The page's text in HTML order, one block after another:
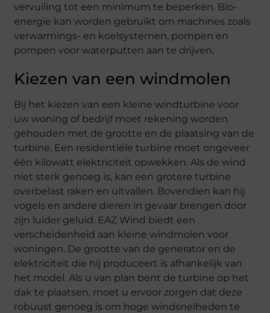
vervuiling tot een minimum te beperken. Bio-
energie kan worden gebruikt om machines zoals
verwarmings- en koelsystemen, pompen en
pompen voor waterputten aan te drijven.
Kiezen van een windmolen
Bij het kiezen van een kleine windturbine voor
uw woning of bedrijf moet rekening worden
gehouden met de grootte en de plaatsing van de
turbine. Een residentiële turbine moet ongeveer
één kilowatt elektriciteit opwekken. Als de wind
niet sterk genoeg is, kan een grotere turbine
overbelast raken en uitvallen. Bovendien kan hij
vogels en andere dieren in gevaar brengen door
zijn luider geluid. EAZ Wind biedt een
verscheidenheid aan kleine windmolen voor
woningen. De grootte van de generator en de
elektriciteit die hij produceert is afhankelijk van
het model. Als u van plan bent de turbine op het
dak te plaatsen, moet u ervoor zorgen dat deze
robuust genoeg is om hoge windsnelheden te